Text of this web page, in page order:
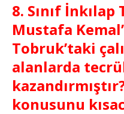
8. Sınıf
Mustafa
Tobruk’taki
alanlarda
konusunu